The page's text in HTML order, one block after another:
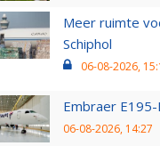
Meer ruimte
Schiphol
06-08-2026,
Embraer
06-08-2026, 14:27